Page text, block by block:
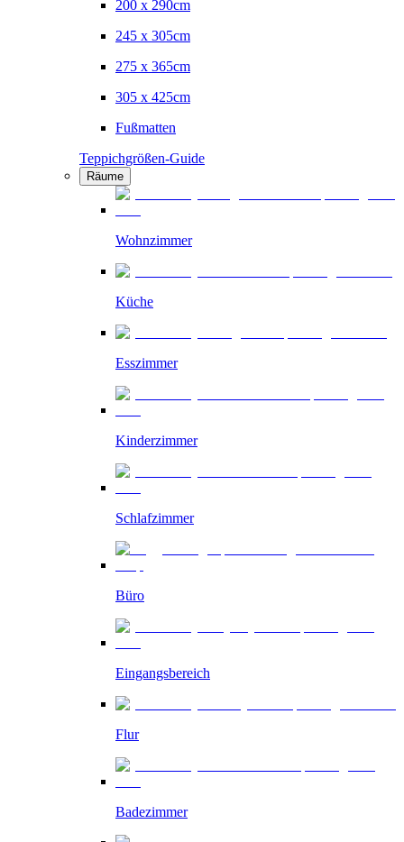
200 x 290cm
245 x 305cm
275 x 365cm
305 x 425cm
Fußmatten
Teppichgrößen-Guide
Räume
Wohnzimmer
Küche
Esszimmer
Kinderzimmer
Schlafzimmer
Büro
Eingangsbereich
Flur
Badezimmer